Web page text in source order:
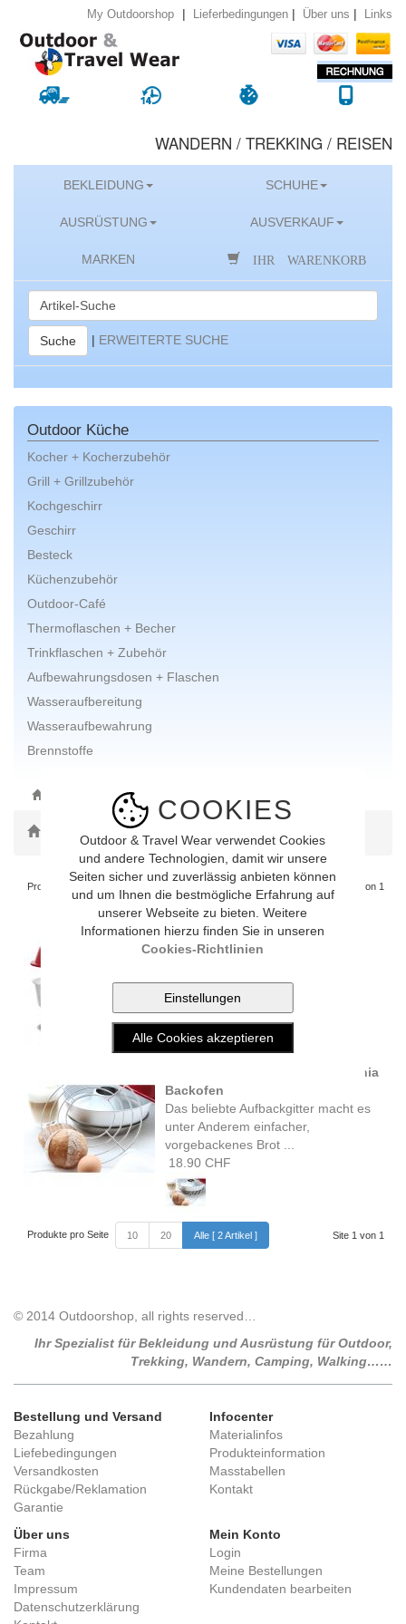
COOKIES
Outdoor & Travel Wear verwendet Cookies
und andere Technologien, damit wir unsere
Seiten sicher und zuverlässig anbieten können
und um Ihnen die bestmögliche Erfahrung auf
unserer Webseite zu bieten. Weitere
Informationen hierzu finden Sie in unseren
Cookies-Richtlinien
My Outdoorshop | Lieferbedingungen | Über uns | Links
WANDERN / TREKKING / REISEN
BEKLEIDUNG SCHUHE
AUSRÜSTUNG AUSVERKAUF
MARKEN IHR WARENKORB
Suche | ERWEITERTE SUCHE
Outdoor Küche
Kocher + Kocherzubehör
Grill + Grillzubehör
Kochgeschirr
Geschirr
Besteck
Küchenzubehör
Outdoor-Café
Thermoflaschen + Becher
Trinkflaschen + Zubehör
Aufbewahrungsdosen + Flaschen
Wasseraufbereitung
Wasseraufbewahrung
Brennstoffe
ONLINE-SHOP
Omnia Toggle Dropdown
Produkte pro Seite Alle [ 2 Artikel ] Site 1 von 1
Omnia CAMPINGBACKOFEN
Eine einfache und geniale Art
65.00 CHF
Omnia AUFBACKGITTER zu Omnia
Backofen
Das beliebte Aufbackgitter macht es
unter Anderem einfacher,
vorgebackenes Brot ...
18.90 CHF
Produkte pro Seite 10 20 Alle [ 2 Artikel ] Site 1 von 1
© 2014 Outdoorshop, all rights reserved…
Ihr Spezialist für Bekleidung und Ausrüstung für Outdoor,
Trekking, Wandern, Camping, Walking……
Bestellung und Versand
Bezahlung
Liefebedingungen
Versandkosten
Rückgabe/Reklamation
Garantie
Infocenter
Materialinfos
Produkteinformation
Masstabellen
Kontakt
Über uns
Firma
Team
Impressum
Datenschutzerklärung
Mein Konto
Login
Meine Bestellungen
Kundendaten bearbeiten